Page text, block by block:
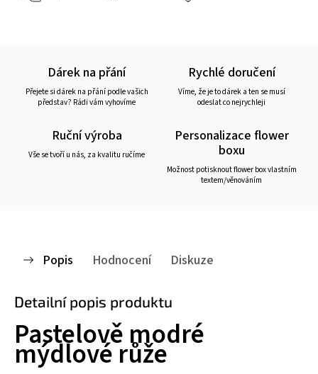
Dárek na přání
Přejete si dárek na přání podle vašich
představ? Rádi vám vyhovíme
Rychlé doručení
Víme, že je to dárek a ten se musí
odeslat co nejrychleji
Ruční výroba
Vše se tvoří u nás, za kvalitu ručíme
Personalizace flower
boxu
Možnost potisknout flower box vlastním
textem/věnováním
Popis Hodnocení Diskuze
Detailní popis produktu
Pastelově modré
mýdlové růže